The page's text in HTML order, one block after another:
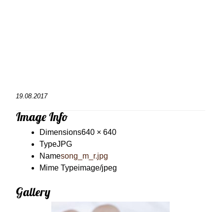
19.08.2017
Image Info
Dimensions640 × 640
TypeJPG
Namesong_m_r.jpg
Mime Typeimage/jpeg
Gallery